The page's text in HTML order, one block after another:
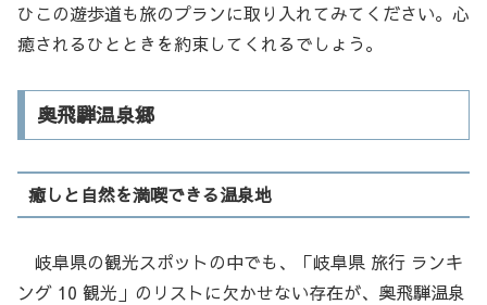
ひこの遊歩道も旅のプランに取り入れてみてください。心
癒されるひとときを約束してくれるでしょう。
奥飛騨温泉郷
癒しと自然を満喫できる温泉地
岐阜県の観光スポットの中でも、「岐阜県 旅行 ランキ
ング 10 観光」のリストに欠かせない存在が、奥飛騨温泉